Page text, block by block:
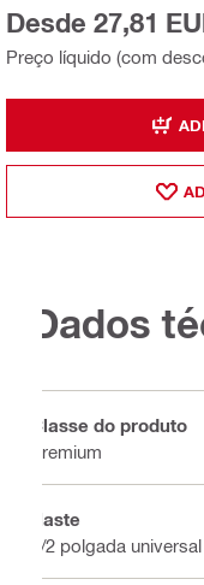
Preço líquido (com
Desde 27,81
Dados
Classe do produto
Premium
Haste
1/2 polgada